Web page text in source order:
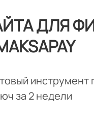
ДЛЯ
инструмент
за 2 недели